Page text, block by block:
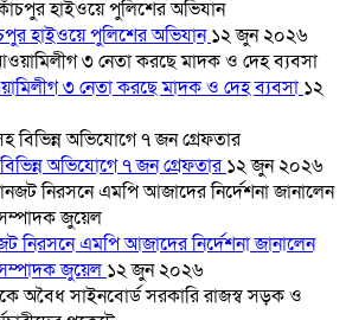
হাইওয়ে পুলিশের অভিযান১২ জুন ২০২৬
৩ নেতা করছে মাদক ও দেহ ব্যবসা ১২
অভিযোগে ৭ জন গ্রেফতার১২ জুন ২০২৬
নিরসনে এমপি আজাদের নির্দেশনা জানালেন
জুয়েল ১২ জুন ২০২৬